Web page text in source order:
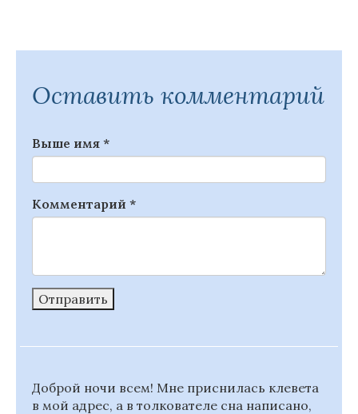
Оставить комментарий
Выше имя *
Комментарий *
Отправить
Доброй ночи всем! Мне приснилась клевета
в мой адрес, а в толкователе сна написано,